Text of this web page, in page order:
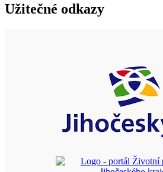
Užitečné odkazy